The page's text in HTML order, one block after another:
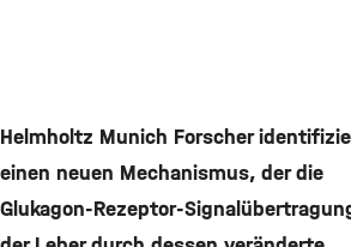
Helmholtz Munich Forscher
einen neuen Mechanismus, der die
Glukagon-Rezeptor-